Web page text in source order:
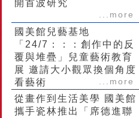
開首波研究
...more
國美館兒藝基地
「24/7：：：創作中的反
覆與堆疊」兒童藝術教育
展 邀請大小觀眾換個角度
看藝術
...more
從畫作到生活美學 國美館
攜手瓷林推出「席德進聯